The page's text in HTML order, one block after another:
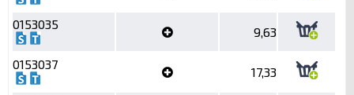
0153035
9,63
0153037
17,33